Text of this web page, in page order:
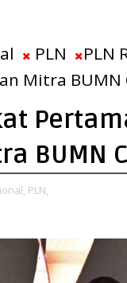
PLN
PLN
Mitra BUMN
BUMN
PLN,